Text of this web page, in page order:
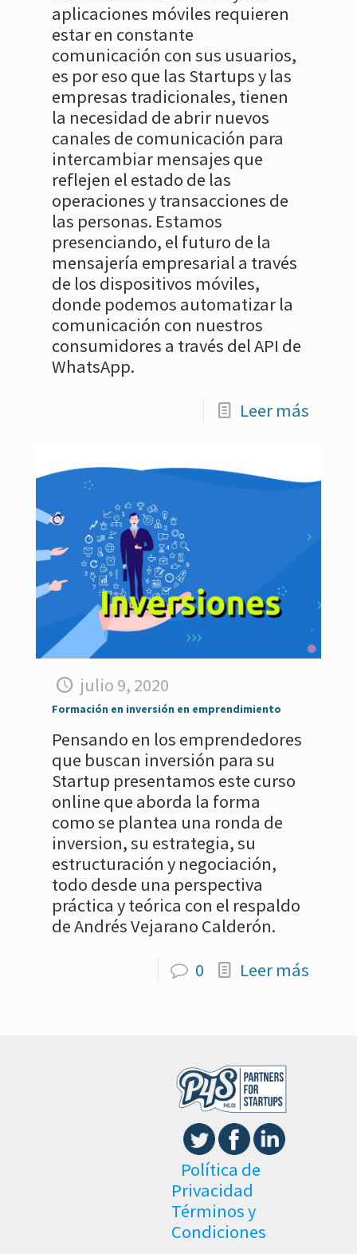
aplicaciones móviles requieren
estar en constante
comunicación con sus usuarios,
es por eso que las Startups y las
empresas tradicionales, tienen
la necesidad de abrir nuevos
canales de comunicación para
intercambiar mensajes que
reflejen el estado de las
operaciones y transacciones de
las personas. Estamos
presenciando, el futuro de la
mensajería empresarial a través
de los dispositivos móviles,
donde podemos automatizar la
comunicación con nuestros
consumidores a través del API de
WhatsApp.
Leer más
julio 9, 2020
Formación en inversión en emprendimiento
Pensando en los emprendedores
que buscan inversión para su
Startup presentamos este curso
online que aborda la forma
como se plantea una ronda de
inversion, su estrategia, su
estructuración y negociación,
todo desde una perspectiva
práctica y teórica con el respaldo
de Andrés Vejarano Calderón.
0
Leer más
Política de
Privacidad
Términos y
Condiciones